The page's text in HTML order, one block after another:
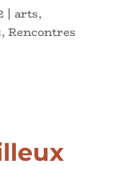
| arts,
,Rencontres